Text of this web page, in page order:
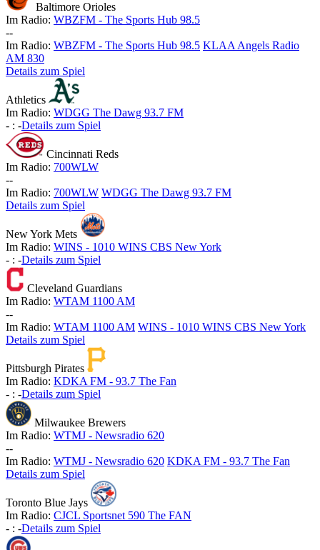
Baltimore Orioles
Im Radio: WBZFM - The Sports Hub 98.5
--
Im Radio: WBZFM - The Sports Hub 98.5 KLAA Angels Radio
AM 830
Details zum Spiel
Athletics
Im Radio: WDGG The Dawg 93.7 FM
- : -Details zum Spiel
Cincinnati Reds
Im Radio: 700WLW
--
Im Radio: 700WLW WDGG The Dawg 93.7 FM
Details zum Spiel
New York Mets
Im Radio: WINS - 1010 WINS CBS New York
- : -Details zum Spiel
Cleveland Guardians
Im Radio: WTAM 1100 AM
--
Im Radio: WTAM 1100 AM WINS - 1010 WINS CBS New York
Details zum Spiel
Pittsburgh Pirates
Im Radio: KDKA FM - 93.7 The Fan
- : -Details zum Spiel
Milwaukee Brewers
Im Radio: WTMJ - Newsradio 620
--
Im Radio: WTMJ - Newsradio 620 KDKA FM - 93.7 The Fan
Details zum Spiel
Toronto Blue Jays
Im Radio: CJCL Sportsnet 590 The FAN
- : -Details zum Spiel